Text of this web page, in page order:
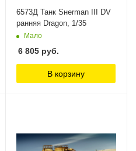
6573Д Танк Sнerman III DV
ранняя Dragon, 1/35
Мало
6 805 руб.
В корзину